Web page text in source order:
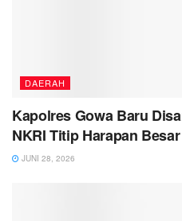
DAERAH
Kapolres Gowa Baru
NKRI Titip Harapan
JUNI 28, 2026